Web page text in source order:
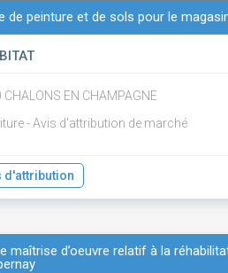
de peinture et de sols pour le
EN CHAMPAGNE
- Avis d'attribution de marché
d'attribution
maîtrise d’oeuvre relatif à la